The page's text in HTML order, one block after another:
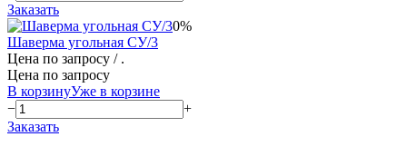
Заказать
0%
Шаверма угольная СУ/3
Цена по запросу / .
Цена по запросу
В корзинуУже в корзине
−
+
Заказать